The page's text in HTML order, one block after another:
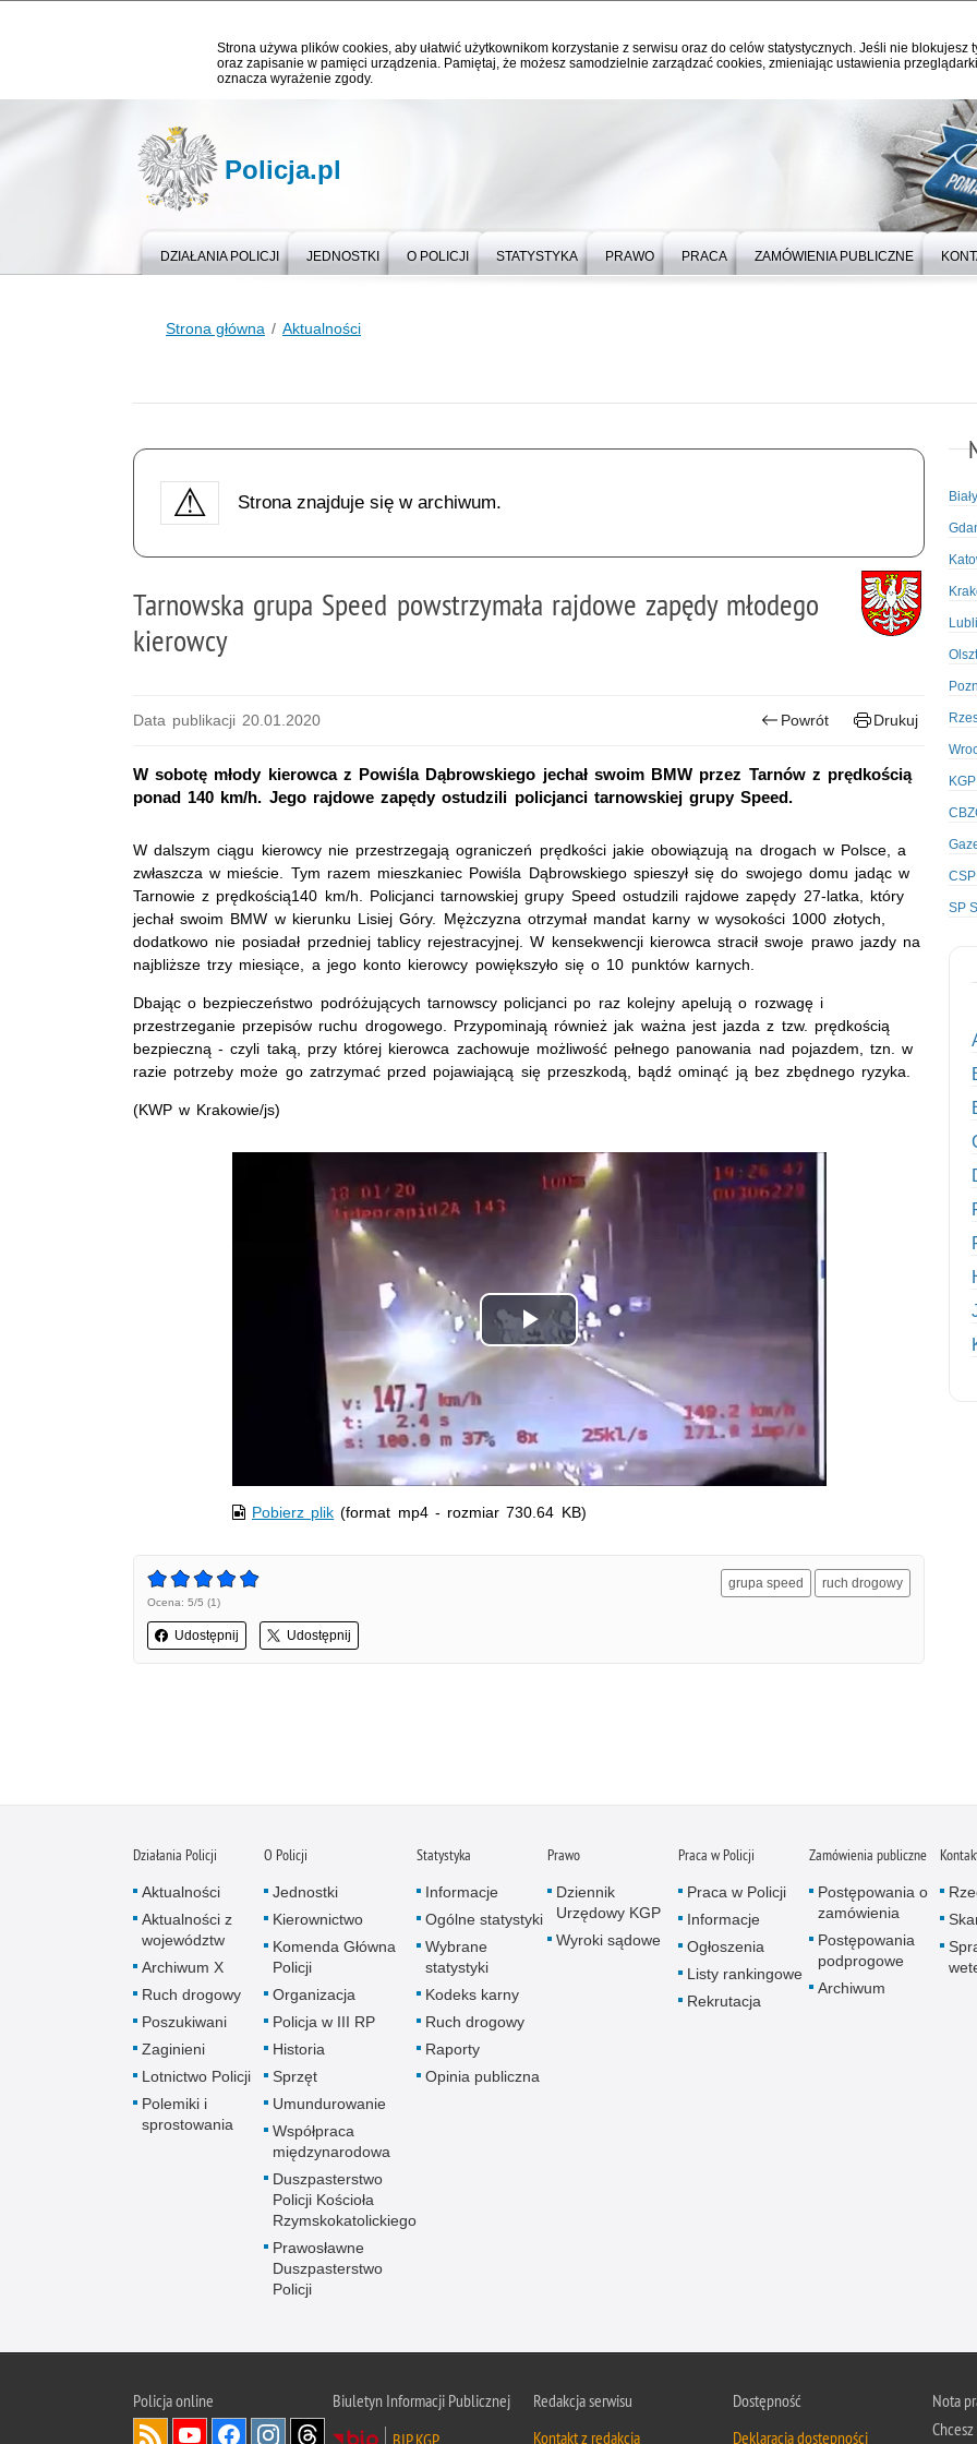
Strona używa plików cookies, aby ułatwić użytkownikom korzystanie z serwisu oraz do celów statystycznych. Jeśli nie blokujesz
oraz zapisanie w pamięci urządzenia. Pamiętaj, że możesz samodzielnie zarządzać cookies, zmieniając ustawienia
oznacza wyrażenie zgody.
Policja.pl
DZIAŁANIA POLICJI JEDNOSTKI O POLICJI STATYSTYKA PRAWO PRACA ZAMÓWIENIA PUBLICZNE
Strona główna Aktualności
Strona znajduje się w archiwum.
Tarnowska grupa Speed powstrzymała rajdowe zapędy młodego
kierowcy
Data publikacji 20.01.2020 Powrót Drukuj
W sobotę młody kierowca z Powiśla Dąbrowskiego jechał swoim BMW przez Tarnów z prędkością
ponad 140 km/h. Jego rajdowe zapędy ostudzili policjanci tarnowskiej grupy Speed.
W dalszym ciągu kierowcy nie przestrzegają ograniczeń prędkości jakie obowiązują na drogach w Polsce, a
zwłaszcza w mieście. Tym razem mieszkaniec Powiśla Dąbrowskiego spieszył się do swojego domu jadąc w
Tarnowie z prędkością140 km/h. Policjanci tarnowskiej grupy Speed ostudzili rajdowe zapędy 27-latka, który
jechał swoim BMW w kierunku Lisiej Góry. Mężczyzna otrzymał mandat karny w wysokości 1000 złotych,
dodatkowo nie posiadał przedniej tablicy rejestracyjnej. W kensekwencji kierowca stracił swoje prawo jazdy na
najbliższe trzy miesiące, a jego konto kierowcy powiększyło się o 10 punktów karnych.
Dbając o bezpieczeństwo podróżujących tarnowscy policjanci po raz kolejny apelują o rozwagę i
przestrzeganie przepisów ruchu drogowego. Przypominają również jak ważna jest jazda z tzw. prędkością
bezpieczną - czyli taką, przy której kierowca zachowuje możliwość pełnego panowania nad pojazdem, tzn. w
razie potrzeby może go zatrzymać przed pojawiającą się przeszkodą, bądź ominąć ją bez zbędnego ryzyka.
(KWP w Krakowie/js)
Odtwórz
wideo
Pobierz plik (format mp4 - rozmiar 730.64 KB)
Ocena: 5/5 (1)
Udostępnij Udostępnij
grupa speed ruch drogowy
KGP
SP
Działania Policji
Aktualności
Aktualności z
województw
Archiwum X
Ruch drogowy
Poszukiwani
Zaginieni
Lotnictwo Policji
Polemiki i
sprostowania
O Policji
Jednostki
Kierownictwo
Komenda Główna
Policji
Organizacja
Policja w III RP
Historia
Sprzęt
Umundurowanie
Współpraca
międzynarodowa
Duszpasterstwo
Policji Kościoła
Rzymskokatolickiego
Prawosławne
Duszpasterstwo
Policji
Statystyka
Informacje
Ogólne statystyki
Wybrane
statystyki
Kodeks karny
Ruch drogowy
Raporty
Opinia publiczna
Prawo
Dziennik
Urzędowy KGP
Wyroki sądowe
Praca w Policji
Praca w Policji
Informacje
Ogłoszenia
Listy rankingowe
Rekrutacja
Zamówienia publiczne
Postępowania o
zamówienia
Postępowania
podprogowe
Archiwum
Policjaonline
Biuletyn Informacji Publicznej
BIP KGP
Redakcja serwisu
Kontakt z redakcją
Dostępność
Deklaracja dostępności
Nota